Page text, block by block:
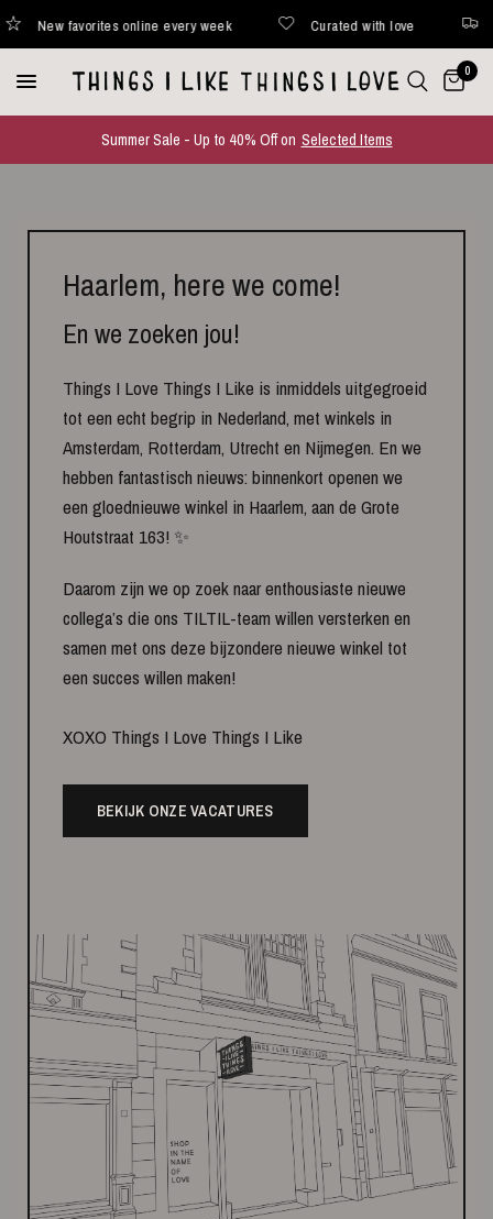
New favorites online every week Curated with love
0
Summer Sale - Up to 40% Off on Selected Items
Haarlem, here we come!
En we zoeken jou!
Things I Love Things I Like is inmiddels uitgegroeid
tot een echt begrip in Nederland, met winkels in
Amsterdam, Rotterdam, Utrecht en Nijmegen. En we
hebben fantastisch nieuws: binnenkort openen we
een gloednieuwe winkel in Haarlem, aan de Grote
Houtstraat 163! ✨
Daarom zijn we op zoek naar enthousiaste nieuwe
collega’s die ons TILTIL-team willen versterken en
samen met ons deze bijzondere nieuwe winkel tot
een succes willen maken!
XOXO Things I Love Things I Like
BEKIJK ONZE VACATURES